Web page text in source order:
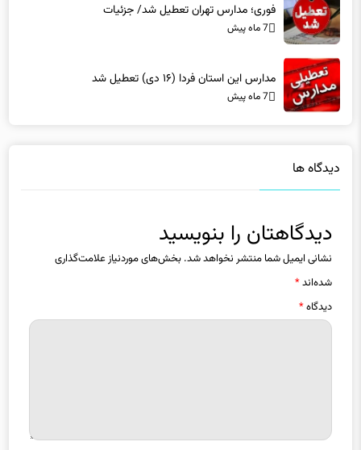
فوری؛ مدارس تهران تعطیل شد/ جزئیات
7 ماه پیش
مدارس این استان فردا (۱۶ دی) تعطیل شد
7 ماه پیش
دیدگاه ها
دیدگاهتان را بنویسید
نشانی ایمیل شما منتشر نخواهد شد. بخش‌های موردنیاز علامت‌گذاری
شده‌اند*
دیدگاه*